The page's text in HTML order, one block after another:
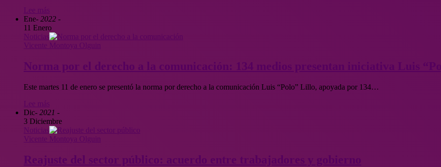
Ene- 2022 -
11 Enero
Norma por el derecho a la comunicación: 134 medios presentan iniciativa Luis
Este martes 11 de enero se presentó la norma por derecho a la comunicación Luis “Polo” Lillo, apoyada por 134…
Dic- 2021 -
3 Diciembre
Noticias
Vicente Montoya Olguin
Reajuste del sector público: acuerdo entre trabajadores y gobierno